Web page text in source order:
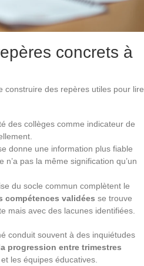
concrets à
construire des repères utiles pour lire
des collèges comme indicateur de
donne une information plus fiable
pas la même signification qu’un
du socle commun complètent le
compétences validées se trouve
mais avec des lacunes identifiées.
conduit souvent à des inquiétudes
progression entre trimestres
les équipes éducatives.